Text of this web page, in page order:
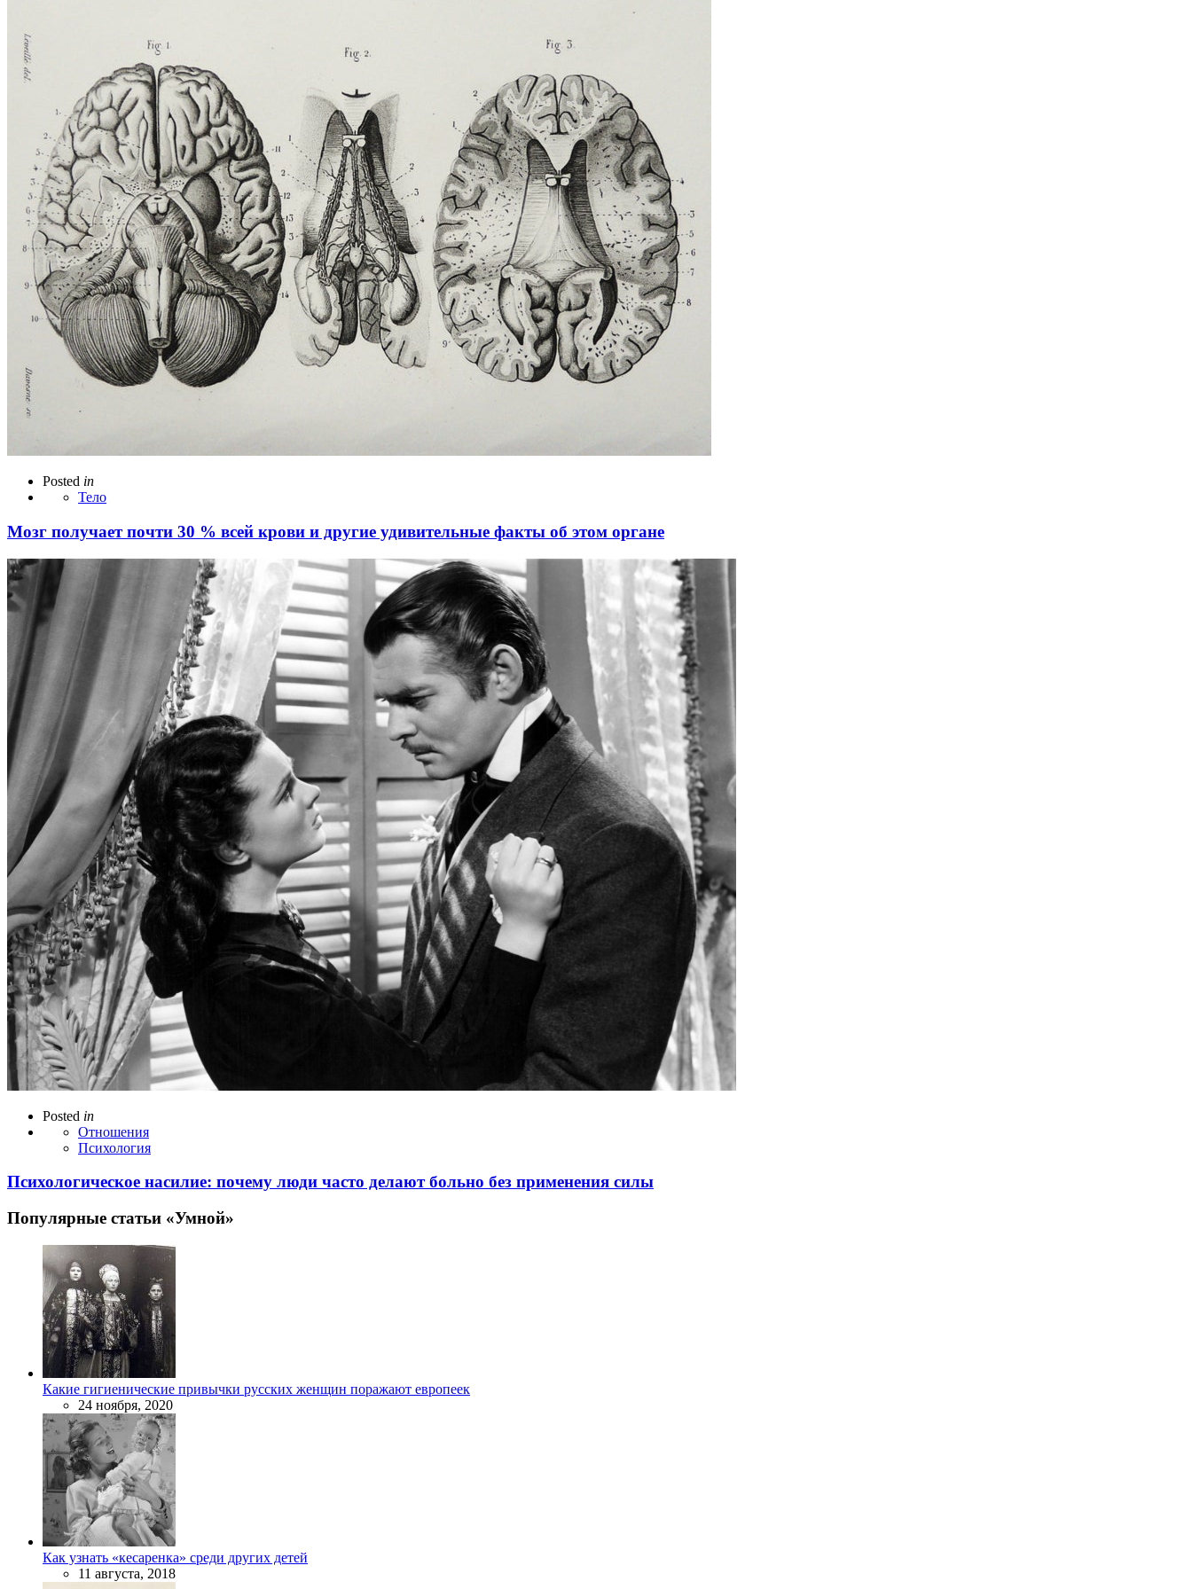
Posted in
Тело
Мозг получает почти 30 % всей крови и другие удивительные факты об этом органе
Posted in
Отношения
Психология
Психологическое насилие: почему люди часто делают больно без применения силы
Популярные статьи «Умной»
Какие гигиенические привычки русских женщин поражают европеек
24 ноября, 2020
Как узнать «кесаренка» среди других детей
11 августа, 2018